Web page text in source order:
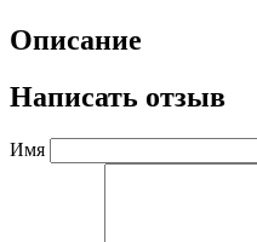
Описание
Написать отзыв
Имя